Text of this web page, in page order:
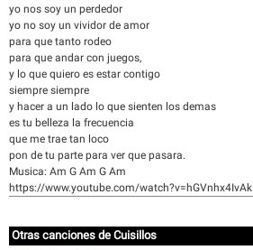
yo nos soy un perdedor
yo no soy un vividor de amor
para que tanto rodeo
para que andar con juegos,
y lo que quiero es estar contigo
siempre siempre
y hacer a un lado lo que sienten los demas
es tu belleza la frecuencia
que me trae tan loco
pon de tu parte para ver que pasara.
Musica: Am G Am G Am
https://www.youtube.com/watch?v=hGVnhx4IvAk
Otras canciones de Cuisillos